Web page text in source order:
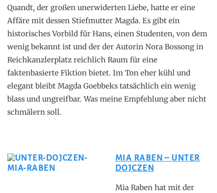
Quandt, der großen unerwiderten Liebe, hatte er eine
Affäre mit dessen Stiefmutter Magda. Es gibt ein
historisches Vorbild für Hans, einen Studenten, von dem
wenig bekannt ist und der der Autorin Nora Bossong in
Reichkanzlerplatz reichlich Raum für eine
faktenbasierte Fiktion bietet. Im Ton eher kühl und
elegant bleibt Magda Goebbeks tatsächlich ein wenig
blass und ungreifbar. Was meine Empfehlung aber nicht
schmälern soll.
MIA RABEN – UNTER
DOJCZEN
Mia Raben hat mit der